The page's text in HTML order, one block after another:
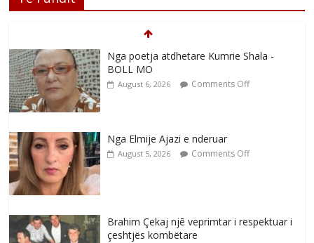
Nga poetja atdhetare Kumrie Shala -
BOLL MO
August 6, 2026 Comments Off
Nga Elmije Ajazi e nderuar
August 5, 2026 Comments Off
Brahim Çekaj njē veprimtar i respektuar i
çeshtjës kombëtare